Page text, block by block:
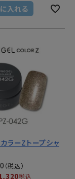
入れる
ラーZトープシャ
税込